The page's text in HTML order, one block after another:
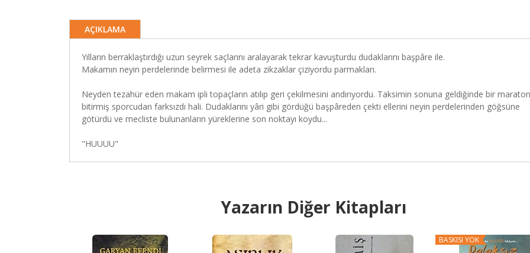
AÇIKLAMA
Yılların berraklaştırdığı uzun seyrek saçlarını aralayarak tekrar kavuşturdu dudaklarını başpâre ile.
Makamın neyin perdelerinde belirmesi ile adeta zikzaklar çiziyordu parmakları.
Neyden tezahür eden makam ipli topaçların atılıp geri çekilmesini andırıyordu. Taksimin sonuna geldiğinde bir
bitirmiş sporcudan farksızdı hali. Dudaklarını yâri gibi gördüğü başpâreden çekti ellerini neyin perdelerinden göğsüne
götürdü ve mecliste bulunanların yüreklerine son noktayı koydu...
"HUUUU"
Yazarın Diğer Kitapları
BASKISI YOK